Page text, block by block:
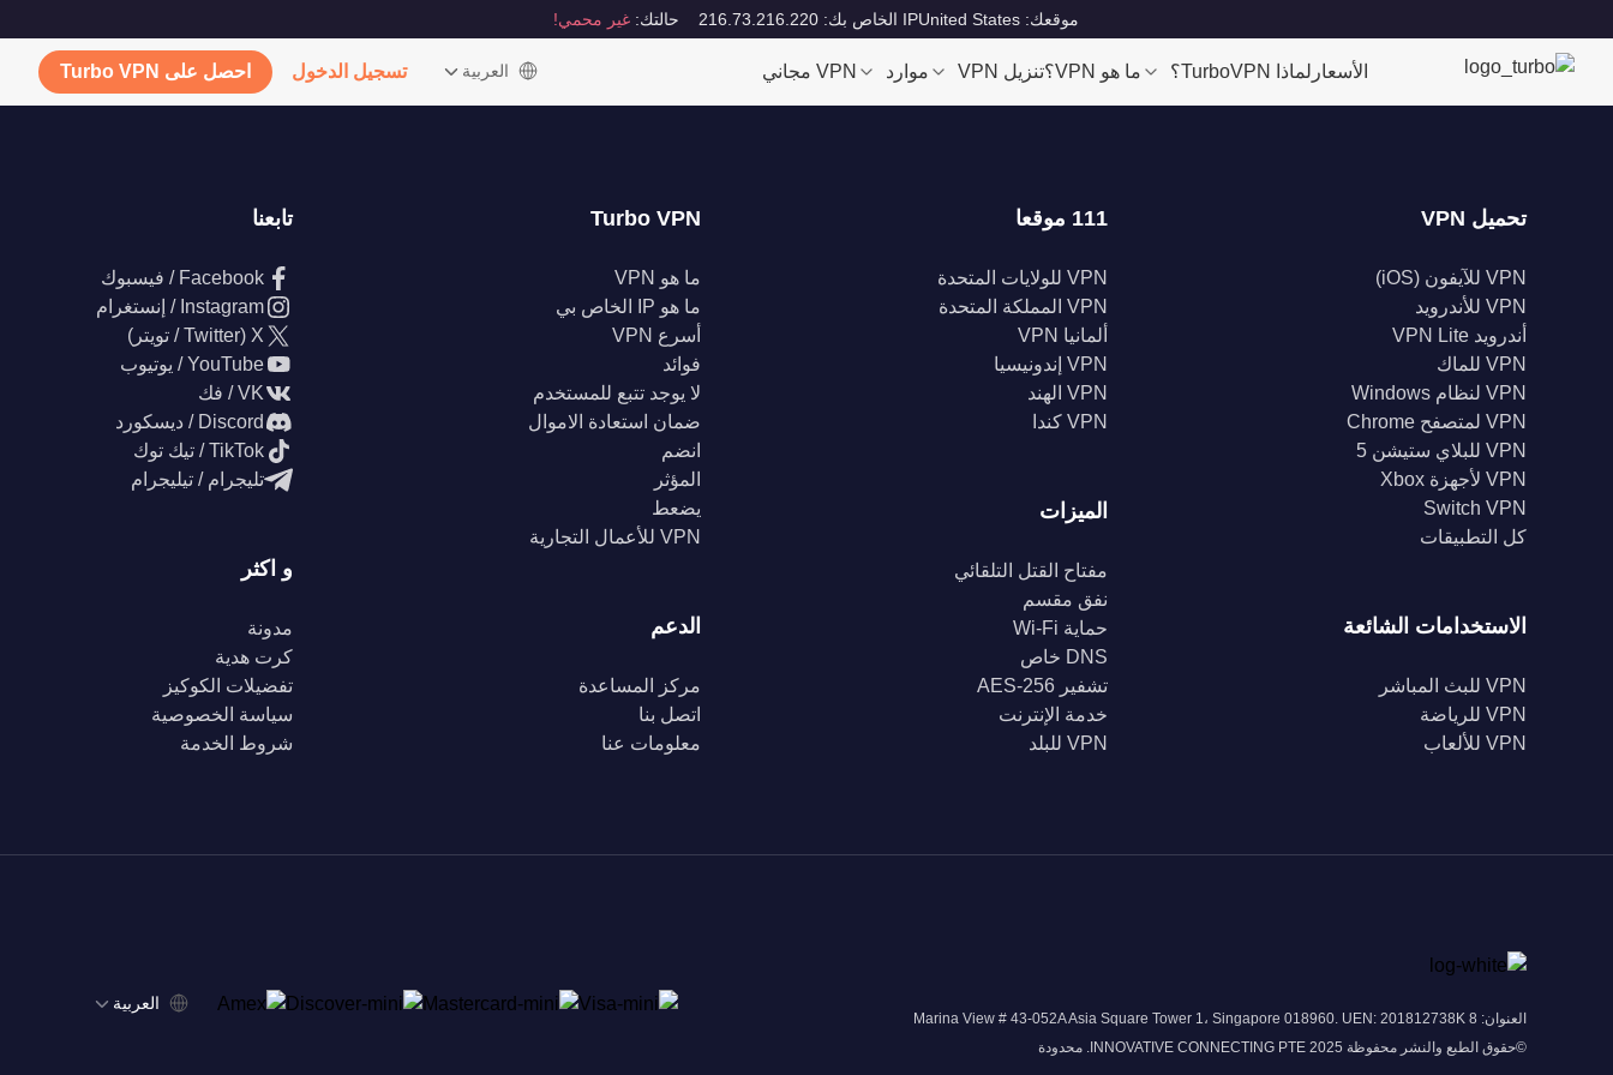
موقعك: United States IP الخاص بك: 216.73.216.220 حالتك: غير محمي!
الأسعار لماذا TurboVPN؟ ما هو VPN؟ تنزيل VPN موارد VPN مجاني ‫العربية تسجيل الدخول احصل على Turbo VPN
تحميل VPN
VPN للآيفون (iOS)
VPN للأندرويد
أندرويد VPN Lite
VPN للماك
VPN لنظام Windows
VPN لمتصفح Chrome
VPN للبلاي ستيشن 5
VPN لأجهزة Xbox
Switch VPN
كل التطبيقات
الاستخدامات الشائعة
VPN للبث المباشر
VPN للرياضة
VPN للألعاب
111 موقعا
VPN للولايات المتحدة
VPN المملكة المتحدة
ألمانيا VPN
VPN إندونيسيا
VPN الهند
VPN كندا
الميزات
مفتاح القتل التلقائي
نفق مقسم
حماية Wi-Fi
DNS خاص
تشفير AES-256
خدمة الإنترنت
VPN للبلد
Turbo VPN
ما هو VPN
ما هو IP الخاص بي
أسرع VPN
فوائد
لا يوجد تتبع للمستخدم
ضمان استعادة الاموال
انضم
المؤثر
يضعط
VPN للأعمال التجارية
الدعم
مركز المساعدة
اتصل بنا
معلومات عنا
تابعنا
Facebook / فيسبوك
Instagram / إنستغرام
X (Twitter / تويتر)
YouTube / يوتيوب
VK / فك
Discord / ديسكورد
TikTok / تيك توك
تليجرام / تيليجرام
و اكثر
مدونة
كرت هدية
تفضيلات الكوكيز
سياسة الخصوصية
شروط الخدمة
العنوان: 8 Marina View # 43-052A Asia Square Tower 1، Singapore 018960. UEN: 201812738K
©حقوق الطبع والنشر محفوظة 2025 INNOVATIVE CONNECTING PTE. محدودة
‫العربية